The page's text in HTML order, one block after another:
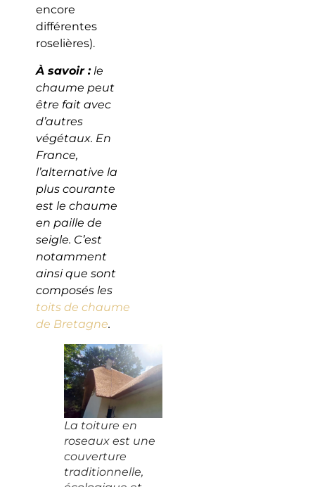
encore
différentes
roselières).
À savoir :le
chaume peut
être fait avec
d’autres
végétaux. En
France,
l’alternative la
plus courante
est le chaume
en paille de
seigle. C’est
notamment
ainsi que sont
composés les
toits de chaume
de Bretagne.
La toiture en
roseaux est une
couverture
traditionnelle,